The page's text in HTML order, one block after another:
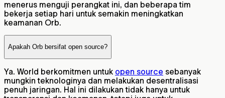
menerus menguji perangkat ini, dan beberapa tim
bekerja setiap hari untuk semakin meningkatkan
keamanan Orb.
Apakah Orb bersifat open source?
Ya. World berkomitmen untuk open source sebanyak
mungkin teknologinya dan melakukan desentralisasi
penuh jaringan. Hal ini dilakukan tidak hanya untuk